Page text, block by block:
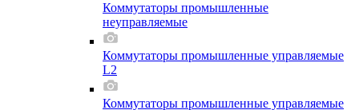
Коммутаторы промышленные
неуправляемые
Коммутаторы промышленные управляемые
L2
Коммутаторы промышленные управляемые